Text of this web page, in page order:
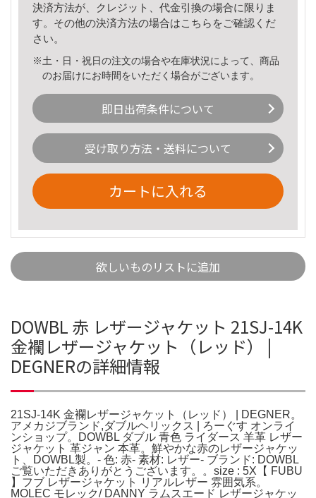
決済方法が、クレジット、代金引換の場合に限りま
す。その他の決済方法の場合はこちら をご確認くだ
さい。
※土・日・祝日の注文の場合や在庫状況によって、商品
のお届けにお時間をいただく場合がございます。
即日出荷条件について
受け取り方法・送料について
カートに入れる
欲しいものリストに追加
DOWBL 赤 レザージャケット 21SJ-14K
金襴レザージャケット（レッド） |
DEGNERの詳細情報
21SJ-14K 金襴レザージャケット（レッド） | DEGNER。
アメカジブランド,ダブルヘリックス | ろーぐす オンライ
ンショップ。DOWBL ダブル 青色 ライダース 羊革 レザー
ジャケット 革ジャン 本革。鮮やかな赤のレザージャケッ
ト、DOWBL製。- 色: 赤- 素材: レザー- ブランド: DOWBL
ご覧いただきありがとうございます。。size : 5X【 FUBU
】フブ レザージャケット リアルレザー 雰囲気系。
MOLEC モレック/ DANNY ラムスエード レザージャケッ